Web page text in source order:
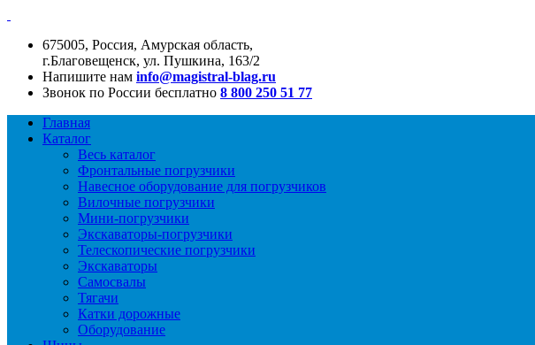
675005, Россия, Амурская область,
г.Благовещенск, ул. Пушкина, 163/2
Напишите нам info@magistral-blag.ru
Звонок по России бесплатно 8 800 250 51 77
Главная
Каталог
Весь каталог
Фронтальные погрузчики
Навесное оборудование для погрузчиков
Вилочные погрузчики
Мини-погрузчики
Экскаваторы-погрузчики
Телескопические погрузчики
Экскаваторы
Самосвалы
Тягачи
Катки дорожные
Оборудование